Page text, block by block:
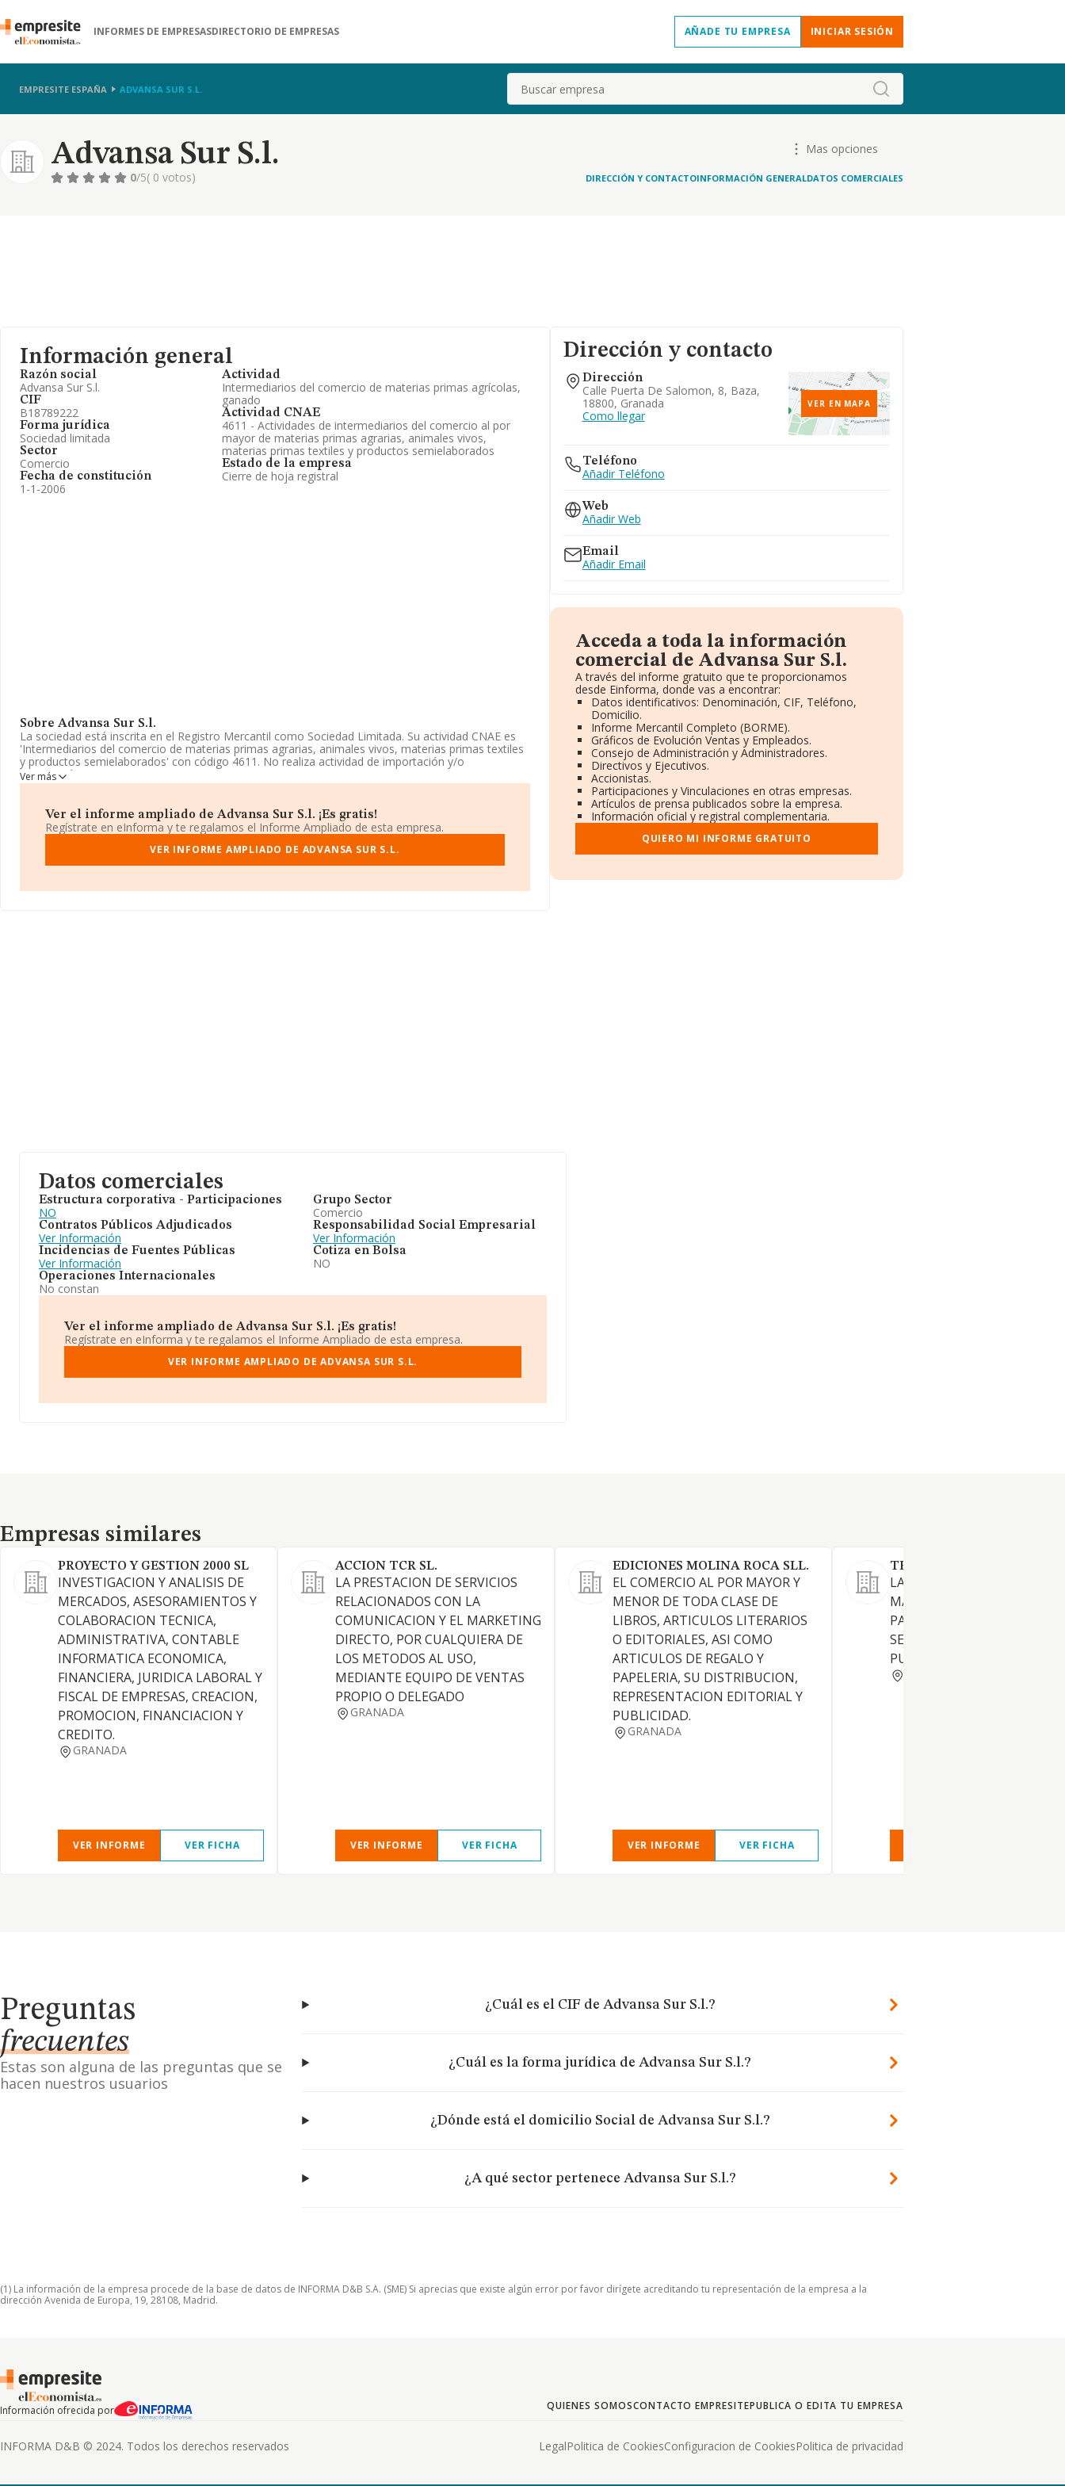
INFORMES DE EMPRESASDIRECTORIO DE EMPRESAS AÑADE TU EMPRESA INICIAR SESIÓN
EMPRESITE ESPAÑA ADVANSA SUR S.L. Buscar
Advansa Sur S.l.
Mas opciones
0/5( 0 votos) DIRECCIÓN Y CONTACTOINFORMACIÓN GENERALDATOS COMERCIALES
Información general
Razón social
Advansa Sur S.l.
CIF
B18789222
Forma jurídica
Sociedad limitada
Sector
Comercio
Fecha de constitución
1-1-2006
Actividad
Intermediarios del comercio de materias primas agrícolas,
ganado
Actividad CNAE
4611 - Actividades de intermediarios del comercio al por
mayor de materias primas agrarias, animales vivos,
materias primas textiles y productos semielaborados
Estado de la empresa
Cierre de hoja registral
Sobre Advansa Sur S.l.
La sociedad está inscrita en el Registro Mercantil como Sociedad Limitada. Su actividad CNAE es
'Intermediarios del comercio de materias primas agrarias, animales vivos, materias primas textiles
y productos semielaborados' con código 4611. No realiza actividad de importación y/o
exportación.
núm. 8, (18800), en el municipio de Baza, en Granada, Andalucía.
En relación con el sector y disponiendo de los datos de hasta 9.296 empresas, en el ámbito
nacional la facturación alcanza la cifra de 2.404 millones de euros y la media entre todas las
compañías es de 258 mil euros de ventas. En cuanto a la información relativa a la provincia de
millones de euros. Para aportar ulterior información de interés en el ámbito sectorial, la antigüedad
Ver más
Ver el informe ampliado de Advansa Sur S.l. ¡Es gratis!
Regístrate en eInforma y te regalamos el Informe Ampliado de esta empresa.
VER INFORME AMPLIADO DE ADVANSA SUR S.L.
Dirección y contacto
Dirección
Calle Puerta De Salomon, 8, Baza,
18800, Granada
Como llegar
VER EN MAPA
Teléfono
Añadir Teléfono
Web
Añadir Web
Email
Añadir Email
Acceda a toda la información
comercial de Advansa Sur S.l.
A través del informe gratuito que te proporcionamos
desde Einforma, donde vas a encontrar:
Datos identificativos: Denominación, CIF, Teléfono,
Domicilio.
Informe Mercantil Completo (BORME).
Gráficos de Evolución Ventas y Empleados.
Consejo de Administración y Administradores.
Directivos y Ejecutivos.
Accionistas.
Participaciones y Vinculaciones en otras empresas.
Artículos de prensa publicados sobre la empresa.
Información oficial y registral complementaria.
QUIERO MI INFORME GRATUITO
Datos comerciales
Estructura corporativa - Participaciones
NO
Contratos Públicos Adjudicados
Ver Información
Incidencias de Fuentes Públicas
Ver Información
Operaciones Internacionales
No constan
Grupo Sector
Comercio
Responsabilidad Social Empresarial
Ver Información
Cotiza en Bolsa
NO
Ver el informe ampliado de Advansa Sur S.l. ¡Es gratis!
Regístrate en eInforma y te regalamos el Informe Ampliado de esta empresa.
VER INFORME AMPLIADO DE ADVANSA SUR S.L.
Empresas similares
Empresas similares
PROYECTO Y GESTION 2000 SL
INVESTIGACION Y ANALISIS DE
MERCADOS, ASESORAMIENTOS Y
COLABORACION TECNICA,
ADMINISTRATIVA, CONTABLE
INFORMATICA ECONOMICA,
FINANCIERA, JURIDICA LABORAL Y
FISCAL DE EMPRESAS, CREACION,
PROMOCION, FINANCIACION Y
CREDITO.
GRANADA
VER INFORME VER FICHA
ACCION TCR SL.
LA PRESTACION DE SERVICIOS
RELACIONADOS CON LA
COMUNICACION Y EL MARKETING
DIRECTO, POR CUALQUIERA DE
LOS METODOS AL USO,
MEDIANTE EQUIPO DE VENTAS
PROPIO O DELEGADO
GRANADA
VER INFORME VER FICHA
EDICIONES MOLINA ROCA SLL.
EL COMERCIO AL POR MAYOR Y
MENOR DE TODA CLASE DE
LIBROS, ARTICULOS LITERARIOS
O EDITORIALES, ASI COMO
ARTICULOS DE REGALO Y
PAPELERIA, SU DISTRIBUCION,
REPRESENTACION EDITORIAL Y
PUBLICIDAD.
GRANADA
VER INFORME VER FICHA
TELCOM DIRECT S. XXI S.L.
LA PRESTACION DE
MARKETING DIRECTO,
PARTICULARMENTE EN EL
SECTOR DE LOS SERVICIOS
PUBLICOS.
Preguntas
frecuentes
Estas son alguna de las preguntas que se
hacen nuestros usuarios
¿Cuál es el CIF de Advansa Sur S.l.?
¿Cuál es la forma jurídica de Advansa Sur S.l.?
¿Dónde está el domicilio Social de Advansa Sur S.l.?
¿A qué sector pertenece Advansa Sur S.l.?
(1) La información de la empresa procede de la base de datos de INFORMA D&B S.A. (SME) Si aprecias que existe algún error por favor dirígete acreditando tu representación de la empresa a la
dirección Avenida de Europa, 19, 28108, Madrid.
Información ofrecida por QUIENES SOMOSCONTACTO EMPRESITEPUBLICA O EDITA TU EMPRESA
INFORMA D&B © 2024. Todos los derechos reservados LegalPolitica de CookiesConfiguracion de CookiesPolitica de privacidad